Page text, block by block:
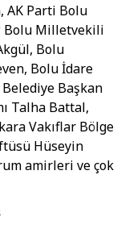
AK Parti Bolu
Bolu Milletvekili
Bolu
Bolu İdare
Başkan
Talha Battal,
Vakıflar Bölge
Hüseyin
amirleri ve çok